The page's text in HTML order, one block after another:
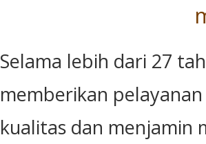
Selama lebih dari 27
memberikan
kualitas dan menjamin